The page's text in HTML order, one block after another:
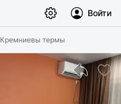
Войти
Кремниевы термы